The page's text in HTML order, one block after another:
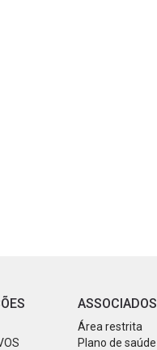
ASSOCIADOS
Área restrita
Plano de saúde